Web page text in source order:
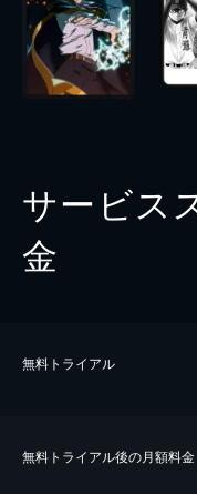
サービス
金
無料トライアル
無料トライアル後の⽉額料金